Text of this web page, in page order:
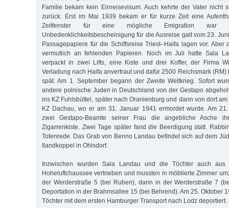
Familie bekam kein Einreisevisum. Auch kehrte der Vater nicht
zurück. Erst im Mai 1939 bekam er für kurze Zeit eine
Zeitfenster für eine mögliche Emigration war
Unbedenklichkeitsbescheinigung für die Ausreise galt vom 23.
Passagepapiere für die Schiffsreise Triest–Haifa lagen vor. Aber
vermutlich an fehlenden Papieren. Noch im Juli hatte Sala
verpackt in zwei Lifts, eine Kiste und drei Koffer, der Firma
Verladung nach Haifa anvertraut und dafür 2500 Reichsmark (RM)
spät. Am 1. September begann der Zweite Weltkrieg. Sofort
andere polnische Juden in Deutschland von der Gestapo
ins KZ Fuhlsbüttel, später nach Oranienburg und dann von dort
KZ Dachau, wo er am 31. Januar 1941 ermordet wurde. Am
zwei Gestapo-Beamte seiner Frau die angebliche Asche
Zigarrenkiste. Zwei Tage später fand die Beerdigung statt.
Totenrede. Das Grab von Benno Landau befindet sich auf dem
Ilandkoppel in Ohlsdorf.
Inzwischen wurden Sala Landau und die Töchter auch
Hoheluftchaussee vertrieben und mussten in möblierte Zimmer
der Werderstraße 5 (bei Ruben), dann in der Werderstraße 7
Deportation in der Brahmsallee 15 (bei Behrend). Am 25. Oktober
Töchter mit dem ersten Hamburger Transport nach Lodz deportiert.